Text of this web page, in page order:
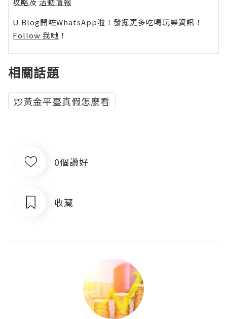
U Blog開咗WhatsApp啦！發掘更多吃喝玩樂資訊！
Follow 我哋 ！
相關話題
炒黃金平臺真假怎麼看
0個讚好
收藏